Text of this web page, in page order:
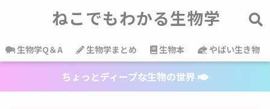
ねこでもわかる生物学
生物学Q＆A 生物学まとめ 生物本 やばい生き物
ちょっとディープな生物の世界